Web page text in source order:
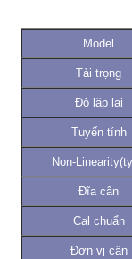
Model
Tải trọng
Độ lặp lại
Tuyến tính
Non-
Đĩa cân
Cal chuẩn
Đơn vị cân